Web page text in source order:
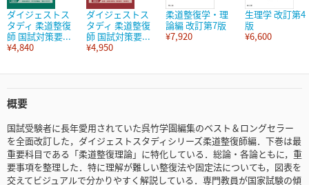
ダイジェストス
タディ 柔道整復
師 国試対策要...
¥4,840
ダイジェストス
タディ 柔道整復
師 国試対策要...
¥4,950
柔道整復学・理
論編 改訂第7版
¥7,920
生理学 改訂第4
版
¥6,600
概要
国試受験者に長年愛用されていた呉竹学園編集のベスト＆ロングセラー
を全面改訂した，ダイジェストスタディシリーズ柔道整復師編．下巻は最
重要科目である「柔道整復理論」に特化している．総論・各論ともに，重
要事項を整理した．特に理解が難しい整復法や固定法についても，図表を
交えてビジュアルで分かりやすく解説している．専門教員が国家試験の傾